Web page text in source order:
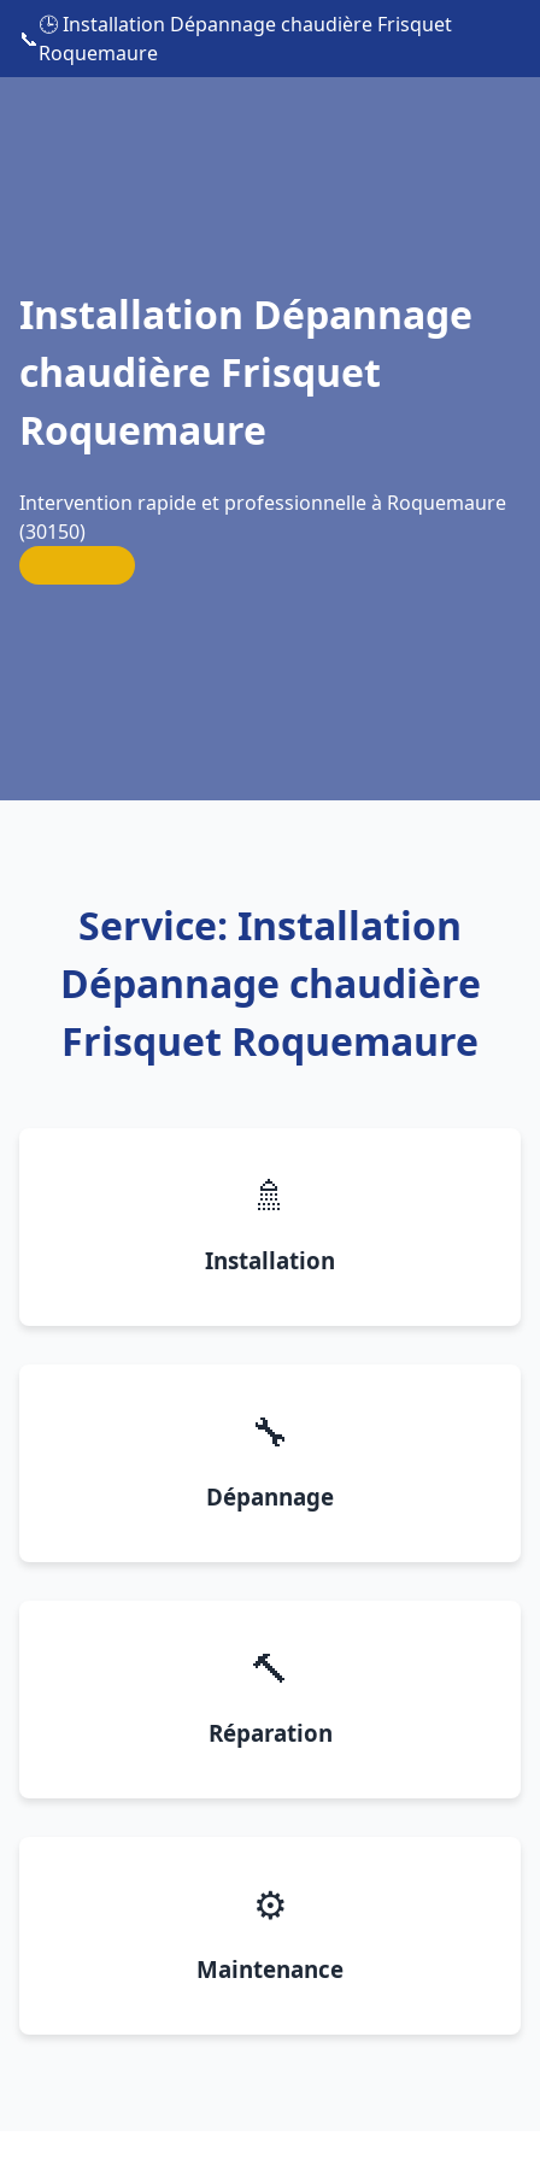
📞
🕒 Installation Dépannage chaudière Frisquet
Roquemaure
Installation Dépannage
chaudière Frisquet
Roquemaure
Intervention rapide et professionnelle à Roquemaure
(30150)
Service: Installation
Dépannage chaudière
Frisquet Roquemaure
🚿
Installation
🔧
Dépannage
🔨
Réparation
⚙️
Maintenance